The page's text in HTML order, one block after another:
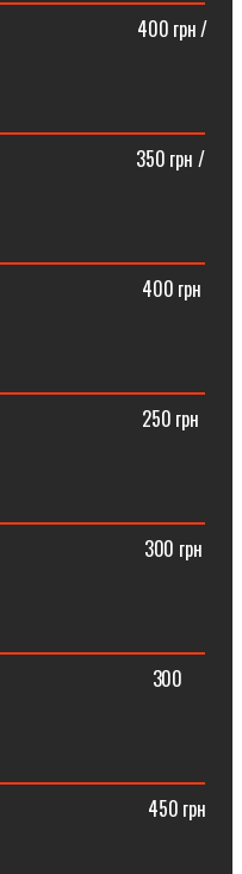
грн /
грн /
грн
грн
грн
грн